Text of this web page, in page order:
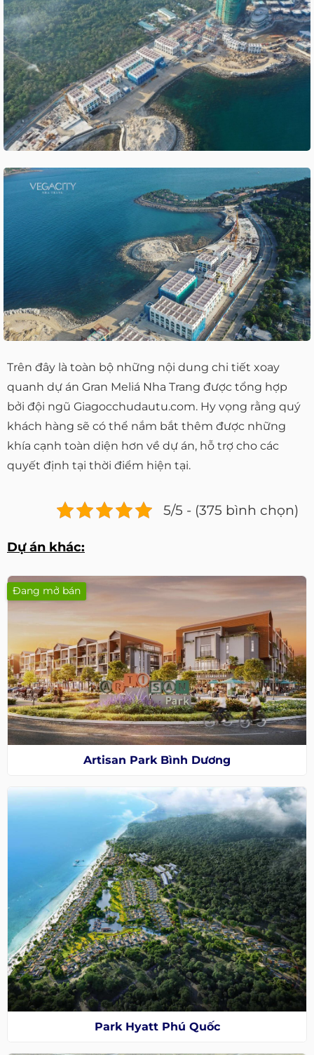
Trên đây là toàn bộ những nội dung chi tiết xoay
quanh dự án Gran Meliá Nha Trang được tổng hợp
bởi đội ngũ Giagocchudautu.com. Hy vọng rằng quý
khách hàng sẽ có thể nắm bắt thêm được những
khía cạnh toàn diện hơn về dự án, hỗ trợ cho các
quyết định tại thời điểm hiện tại.
5/5 - (375 bình chọn)
Dự án khác:
Đang mở bán
Artisan Park Bình Dương
Park Hyatt Phú Quốc